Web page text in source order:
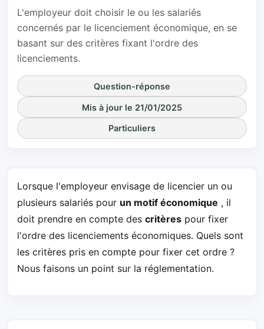
L'employeur doit choisir le ou les salariés
concernés par le licenciement économique, en se
basant sur des critères fixant l'ordre des
licenciements.
Question-réponse
Mis à jour le 21/01/2025
Particuliers
Lorsque l'employeur envisage de licencier un ou
plusieurs salariés pour un motif économique , il
doit prendre en compte des critères pour fixer
l'ordre des licenciements économiques. Quels sont
les critères pris en compte pour fixer cet ordre ?
Nous faisons un point sur la réglementation.